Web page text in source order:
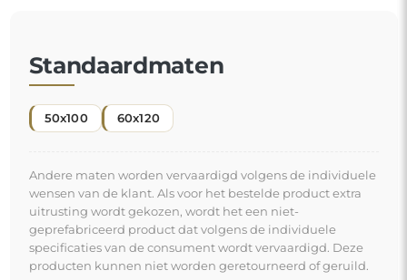
Standaardmaten
50x100 60x120
Andere maten worden vervaardigd volgens de individuele
wensen van de klant. Als voor het bestelde product extra
uitrusting wordt gekozen, wordt het een niet-
geprefabriceerd product dat volgens de individuele
specificaties van de consument wordt vervaardigd. Deze
producten kunnen niet worden geretourneerd of geruild.